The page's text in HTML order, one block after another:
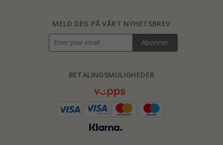
BETALINGSMULIGHEDER
MELD DEG PÅ VÅRT NYHETSBREV
Abonner